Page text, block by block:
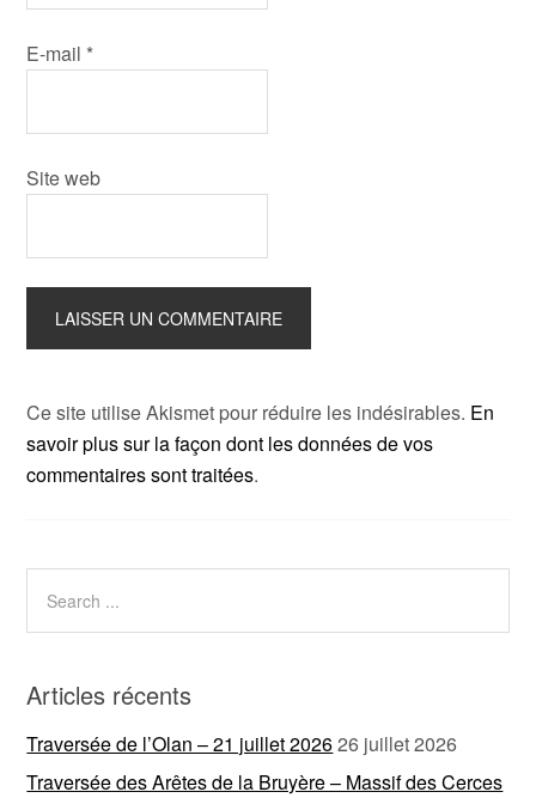
E-mail *
Site web
Ce site utilise Akismet pour réduire les indésirables. En
savoir plus sur la façon dont les données de vos
commentaires sont traitées.
Articles récents
Traversée de l’Olan – 21 juillet 202626 juillet 2026
Traversée des Arêtes de la Bruyère – Massif des Cerces